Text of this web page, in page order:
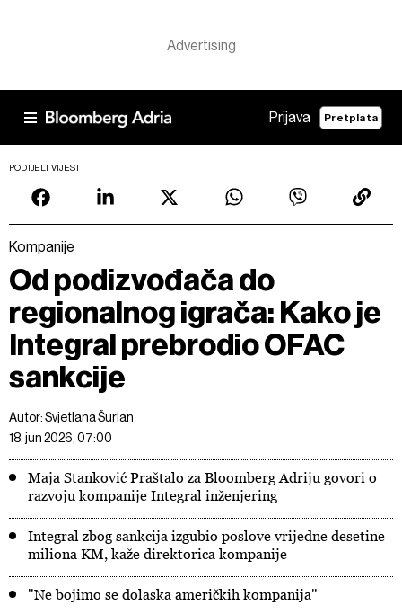
Prijava Pretplata
PODIJELI VIJEST
Kompanije
Od podizvođača do
regionalnog igrača: Kako je
Integral prebrodio OFAC
sankcije
Autor:Svjetlana Šurlan
18. jun 2026, 07:00
Maja Stanković Praštalo za Bloomberg Adriju govori o
razvoju kompanije Integral inženjering
Integral zbog sankcija izgubio poslove vrijedne desetine
miliona KM, kaže direktorica kompanije
"Ne bojimo se dolaska američkih kompanija"